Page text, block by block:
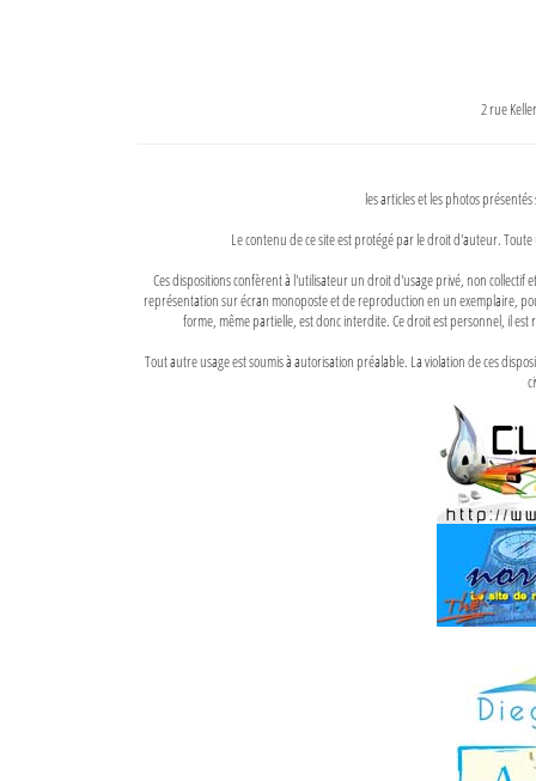
2 rue
les articles et les photos
Le contenu de ce site est protégé par le droit d'auteur.
Ces dispositions confèrent à l'utilisateur un droit d'usage privé, non
représentation sur écran monoposte et de reproduction en un exemplaire,
forme, même partielle, est donc interdite. Ce droit est personnel, il
Tout autre usage est soumis à autorisation préalable. La violation de ces